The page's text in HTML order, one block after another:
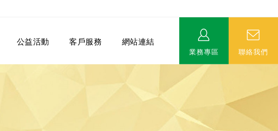
公益活動 客戶服務 網站連結
業務專區 聯絡我們